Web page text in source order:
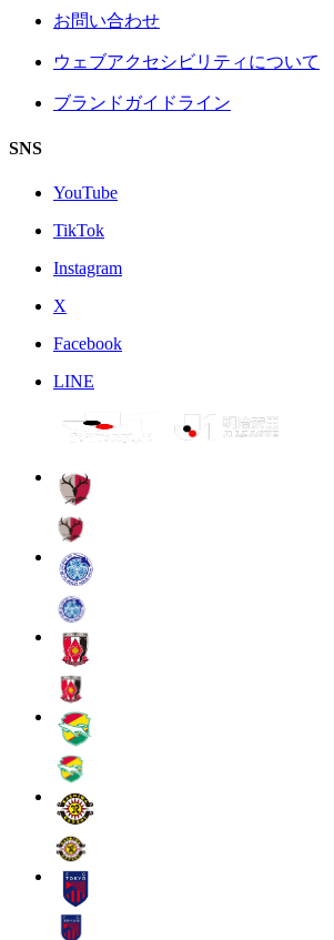
お問い合わせ
ウェブアクセシビリティについて
ブランドガイドライン
SNS
YouTube
TikTok
Instagram
X
Facebook
LINE